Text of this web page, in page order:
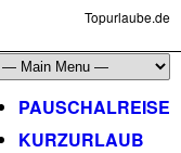
Topurlaube.de
PAUSCHALREISE
KURZURLAUB